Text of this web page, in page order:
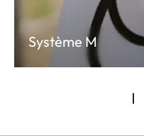
Système M